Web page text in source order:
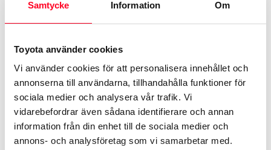
Samtycke Information Om
Toyota använder cookies
Vi använder cookies för att personalisera innehållet och
annonserna till användarna, tillhandahålla funktioner för
sociala medier och analysera vår trafik. Vi
vidarebefordrar även sådana identifierare och annan
information från din enhet till de sociala medier och
annons- och analysföretag som vi samarbetar med.
Yaris Cross Hybrid
Corolla Touring Sports Hybrid
Corolla Cross Hybrid
Toyota C-HR Hybrid
RAV4 Hybrid
Provkör någon av dessa bilar genom att fylla i